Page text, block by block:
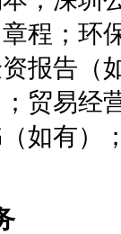
程；环
报告（
贸易经
如有）